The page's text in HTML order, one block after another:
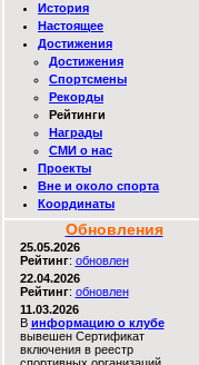
История
Настоящее
Достижения
Достижения
Спортсмены
Рекорды
Рейтинги
Награды
СМИ о нас
Проекты
Вне и около спорта
Координаты
Обновления
25.05.2026
Рейтинг: обновлен
22.04.2026
Рейтинг: обновлен
11.03.2026
В информацию о клубе
вывешен Сертификат
включения в реестр